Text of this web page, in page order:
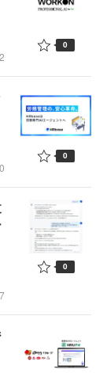
0
0
0